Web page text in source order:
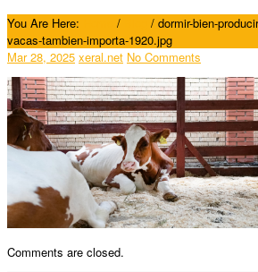
You Are Here: / / dormir-bien-
vacas-tambien-importa-1920.jpg
Mar 28, 2025 xeral.net No Comments
Comments are closed.